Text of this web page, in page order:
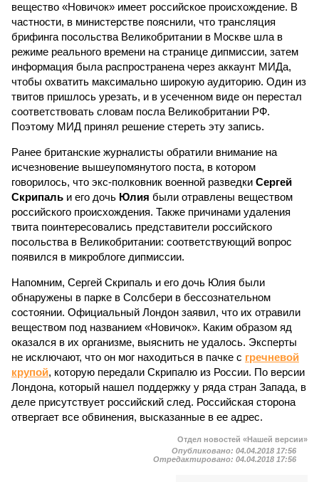
вещество «Новичок» имеет российское происхождение. В
частности, в министерстве пояснили, что трансляция
брифинга посольства Великобритании в Москве шла в
режиме реального времени на странице дипмиссии, затем
информация была распространена через аккаунт МИДа,
чтобы охватить максимально широкую аудиторию. Один из
твитов пришлось урезать, и в усеченном виде он перестал
соответствовать словам посла Великобритании РФ.
Поэтому МИД принял решение стереть эту запись.
Ранее британские журналисты обратили внимание на
исчезновение вышеупомянутого поста, в котором
говорилось, что экс-полковник военной разведки Сергей
Скрипаль и его дочь Юлия были отравлены веществом
российского происхождения. Также причинами удаления
твита поинтересовались представители российского
посольства в Великобритании: соответствующий вопрос
появился в микроблоге дипмиссии.
Напомним, Сергей Скрипаль и его дочь Юлия были
обнаружены в парке в Солсбери в бессознательном
состоянии. Официальный Лондон заявил, что их отравили
веществом под названием «Новичок». Каким образом яд
оказался в их организме, выяснить не удалось. Эксперты
не исключают, что он мог находиться в пачке с гречневой
крупой, которую передали Скрипалю из России. По версии
Лондона, который нашел поддержку у ряда стран Запада, в
деле присутствует российский след. Российская сторона
отвергает все обвинения, высказанные в ее адрес.
Отдел новостей «Нашей версии»
Опубликовано: 04.04.2018 17:56
Отредактировано: 04.04.2018 17:56